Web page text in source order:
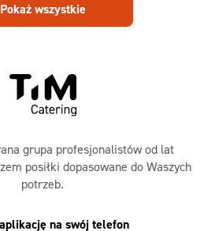
Zalesie
Pokaż wszystkie
grupa profesjonalistów od lat
posiłki dopasowane do Waszych
potrzeb.
na swój telefon